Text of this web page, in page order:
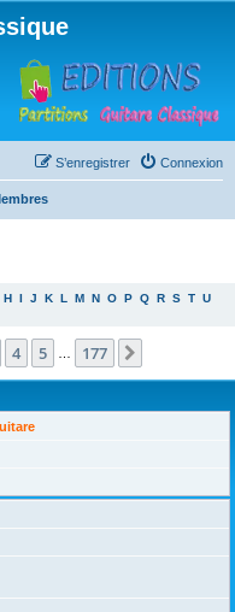
Connexion
S’enregistrer
H I J K L M N O P Q R S T U
4 5 177